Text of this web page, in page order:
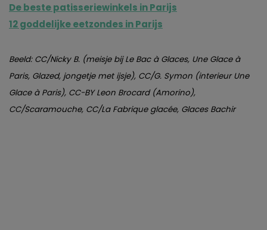
De beste patisseriewinkels in Parijs
12 goddelijke eetzondes in Parijs
Beeld: CC/Nicky B. (meisje bij Le Bac à Glaces, Une Glace à
Paris, Glazed, jongetje met ijsje), CC/G. Symon (interieur Une
Glace à Paris), CC-BY Leon Brocard (Amorino),
CC/Scaramouche, CC/La Fabrique glacée, Glaces Bachir